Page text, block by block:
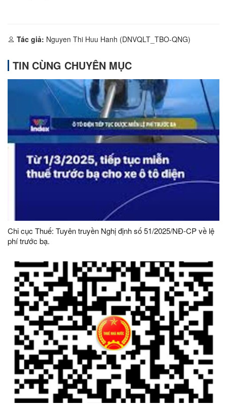
Tác giả: Nguyen Thi Huu Hanh (DNVQLT_TBO-QNG)
TIN CÙNG CHUYÊN MỤC
Chi cục Thuế: Tuyên truyền Nghị định số 51/2025/NĐ-CP về lệ
phí trước bạ.